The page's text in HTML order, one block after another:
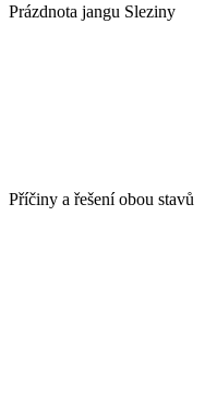
Prázdnota jangu Sleziny
Příčiny a řešení obou stavů